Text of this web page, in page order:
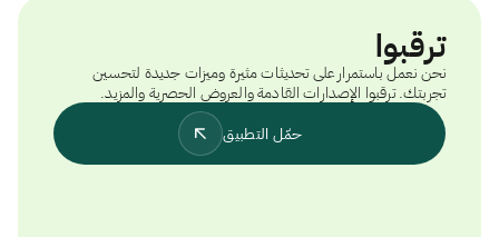
ترقبوا
نحن نعمل باستمرار على تحديثات مثيرة وميزات جديدة لتحسين
تجربتك. ترقبوا الإصدارات القادمة والعروض الحصرية والمزيد.
حمّل التطبيق